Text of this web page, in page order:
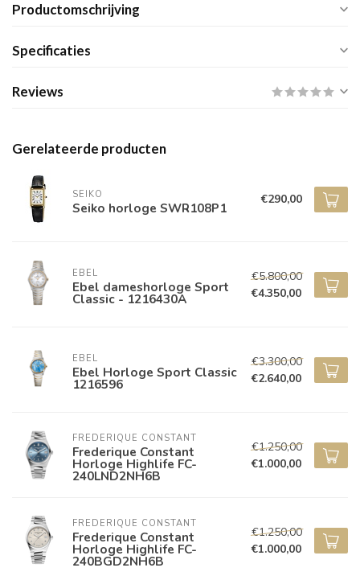
Productomschrijving
Specificaties
Reviews
Gerelateerde producten
SEIKO
Seiko horloge SWR108P1 €290,00
EBEL
Ebel dameshorloge Sport
Classic - 1216430A
€5.800,00
€4.350,00
EBEL
Ebel Horloge Sport Classic
1216596
€3.300,00
€2.640,00
FREDERIQUE CONSTANT
Frederique Constant
Horloge Highlife FC-
240LND2NH6B
€1.250,00
€1.000,00
FREDERIQUE CONSTANT
Frederique Constant
Horloge Highlife FC-
240BGD2NH6B
€1.250,00
€1.000,00